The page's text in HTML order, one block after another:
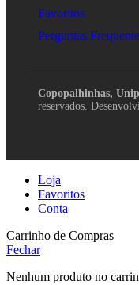
Favoritos
Perguntas
Copopalhinhas,
reservados.
Loja
Favoritos
Conta
Carrinho de Compras
Fechar
Nenhum produto no